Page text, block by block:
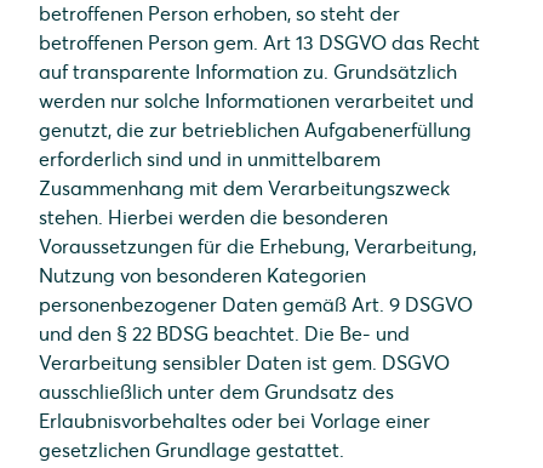
betroffenen Person erhoben, so steht der
betroffenen Person gem. Art 13 DSGVO das Recht
auf transparente Information zu. Grundsätzlich
werden nur solche Informationen verarbeitet und
genutzt, die zur betrieblichen Aufgabenerfüllung
erforderlich sind und in unmittelbarem
Zusammenhang mit dem Verarbeitungszweck
stehen. Hierbei werden die besonderen
Voraussetzungen für die Erhebung, Verarbeitung,
Nutzung von besonderen Kategorien
personenbezogener Daten gemäß Art. 9 DSGVO
und den § 22 BDSG beachtet. Die Be- und
Verarbeitung sensibler Daten ist gem. DSGVO
ausschließlich unter dem Grundsatz des
Erlaubnisvorbehaltes oder bei Vorlage einer
gesetzlichen Grundlage gestattet.